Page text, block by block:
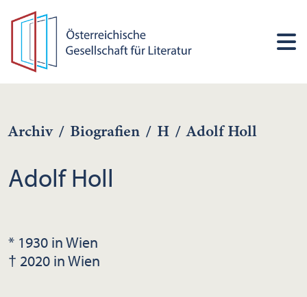
Archiv / Biografien / H / Adolf Holl
Adolf Holl
* 1930 in Wien
† 2020 in Wien